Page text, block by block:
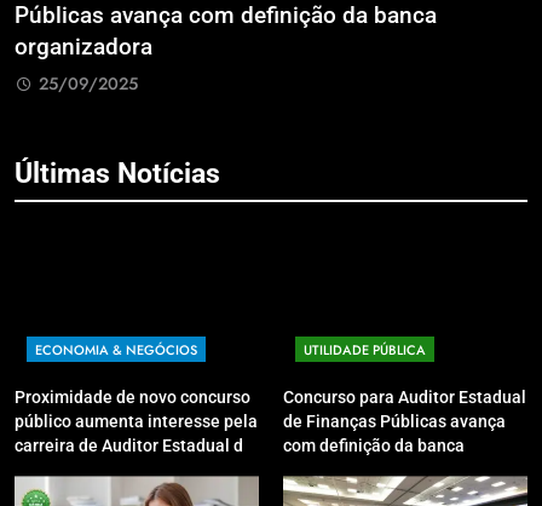
Públicas avança com definição da banca
organizadora
25/09/2025
Últimas Notícias
ECONOMIA & NEGÓCIOS
Proximidade de novo concurso
público aumenta interesse pela
carreira de Auditor Estadual de
Youtube irá sanar dúvidas
UTILIDADE PÚBLICA
Concurso para Auditor Estadual
de Finanças Públicas avança
com definição da banca